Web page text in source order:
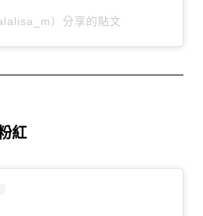
）分享的貼文
紅